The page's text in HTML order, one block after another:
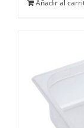
Añadir al